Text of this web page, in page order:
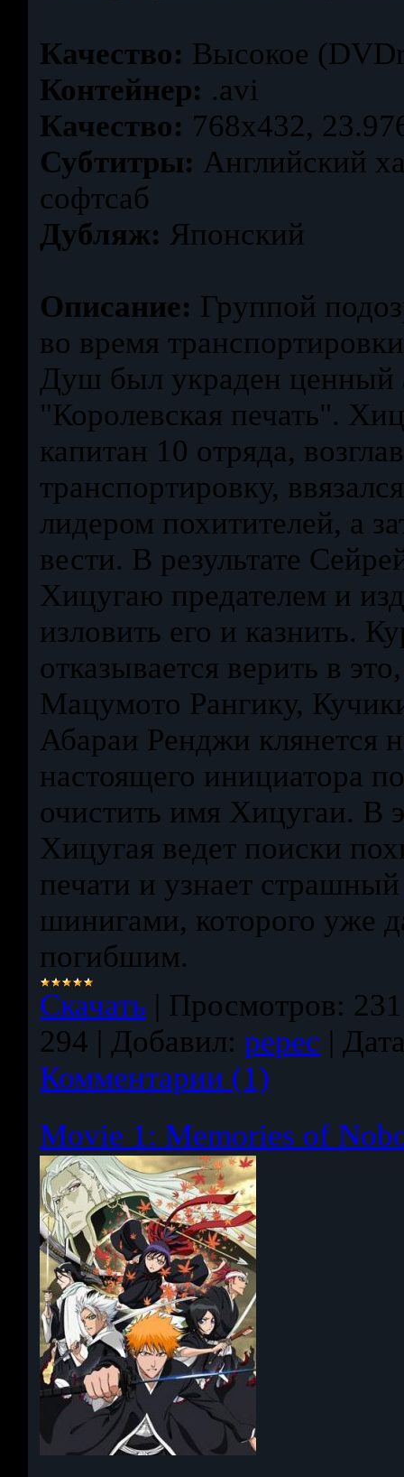
Качество: Высокое
Контейнер: .avi
Качество: 768x432,
Субтитры: Английский
софтсаб
Дубляж: Японский
Описание: Группой
во время
Душ был украден ценный
"Королевская печать".
капитан 10 отряда,
транспортировку,
лидером похитителей, а
вести. В результате
Хицугаю предателем и
изловить его и казнить.
отказывается верить в
Мацумото Рангику,
Абараи Ренджи клянется
настоящего инициатора
очистить имя Хицугаи. В
Хицугая ведет поиски
печати и узнает страшный
шинигами, которого уже
погибшим.
Скачать | Просмотров:
294 | Добавил: pepec |
Комментарии (1)
Movie 1: Memories of